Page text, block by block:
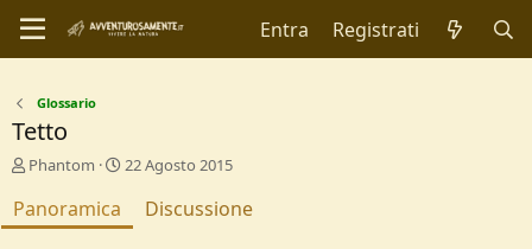
Entra Registrati
Glossario
Tetto
A
t
o
Phantom
C
a
22 Agosto 2015
Panoramica Discussione